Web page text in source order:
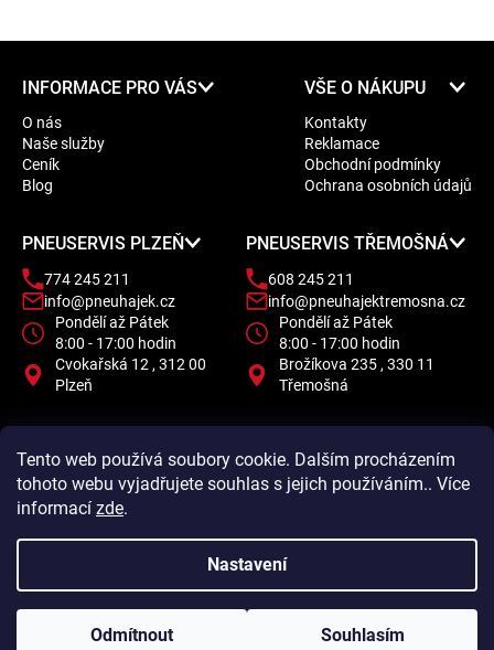
Tento web používá soubory cookie. Dalším procházením
tohoto webu vyjadřujete souhlas s jejich používáním.. Více
informací zde.
Nastavení
Odmítnout Souhlasím
INFORMACE PRO VÁS
O nás
Naše služby
Ceník
Blog
VŠE O NÁKUPU
Kontakty
Reklamace
Obchodní podmínky
Ochrana osobních údajů
PNEUSERVIS PLZEŇ
774 245 211
info@pneuhajek.cz
Pondělí až Pátek
8:00 - 17:00 hodin
Cvokařská 12 , 312 00
Plzeň
PNEUSERVIS TŘEMOŠNÁ
608 245 211
info@pneuhajektremosna.cz
Pondělí až Pátek
8:00 - 17:00 hodin
Brožíkova 235 , 330 11
Třemošná